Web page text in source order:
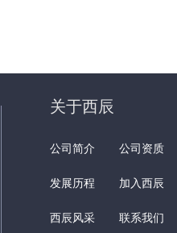
关于西辰
公司简介
发展历程
西辰风采
公司资质
加入西辰
联系我们